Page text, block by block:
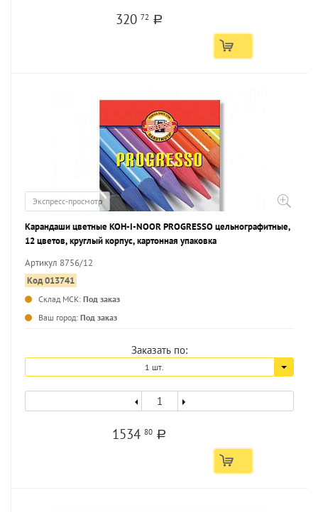
32072 a
Экспресс-просмотр
Карандаши цветные KOH-I-NOOR PROGRESSO цельнографитные,
12 цветов, круглый корпус, картонная упаковка
Артикул 8756/12
Код 013741
Склад МСК: Под заказ
Ваш город: Под заказ
Заказать по:
1 шт.
153480 a